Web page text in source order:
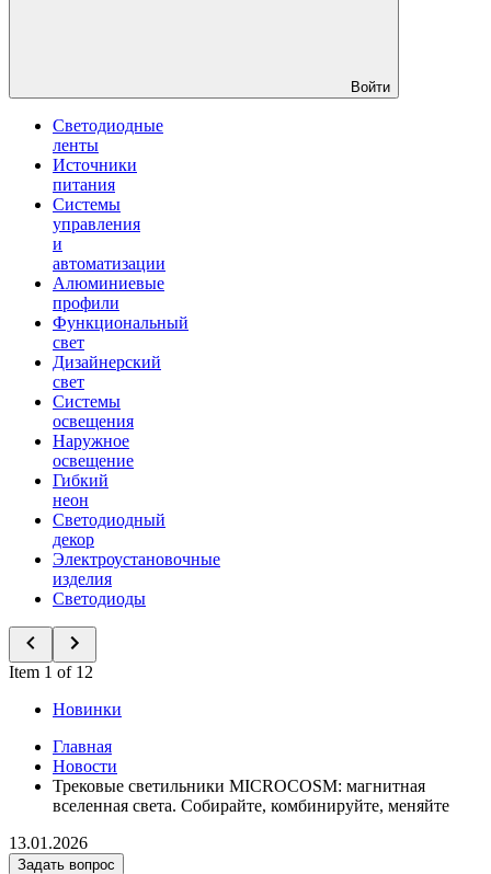
Войти
Светодиодные
ленты
Источники
питания
Системы
управления
и
автоматизации
Алюминиевые
профили
Функциональный
свет
Дизайнерский
свет
Системы
освещения
Наружное
освещение
Гибкий
неон
Светодиодный
декор
Электроустановочные
изделия
Светодиоды
Item 1 of 12
Новинки
Главная
Новости
Трековые светильники MICROCOSM: магнитная
вселенная света. Собирайте, комбинируйте, меняйте
13.01.2026
Задать вопрос